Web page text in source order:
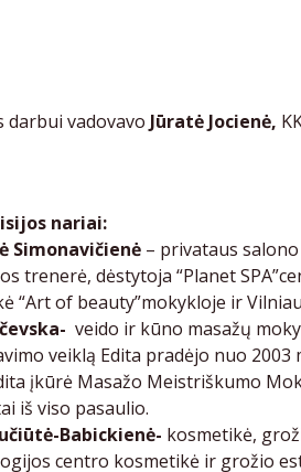
darbui vadovavo Jūratė Jocienė,
nariai:
Simonavičienė – privataus
trenerė, dėstytoja “Planet
“Art of beauty”mokykloje ir
veido ir kūno masažų
veiklą Edita pradėjo nuo 2003
įkūrė Masažo Meistriškumo
iš viso pasaulio.
Babickienė- kosmetikė,
centro kosmetikė ir grožio